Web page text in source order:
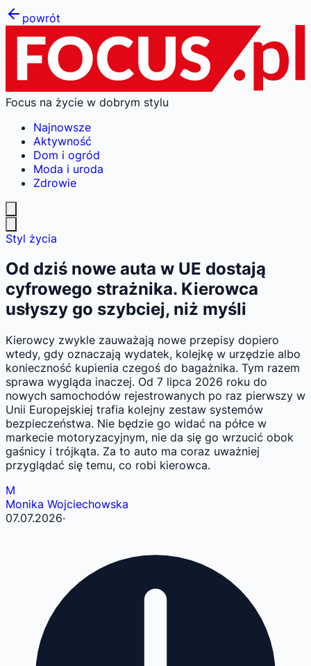
powrót
Focus na życie w dobrym stylu
Najnowsze
Aktywność
Dom i ogród
Moda i uroda
Zdrowie
Styl życia
Od dziś nowe auta w UE dostają
cyfrowego strażnika. Kierowca
usłyszy go szybciej, niż myśli
Kierowcy zwykle zauważają nowe przepisy dopiero
wtedy, gdy oznaczają wydatek, kolejkę w urzędzie albo
konieczność kupienia czegoś do bagażnika. Tym razem
sprawa wygląda inaczej. Od 7 lipca 2026 roku do
nowych samochodów rejestrowanych po raz pierwszy w
Unii Europejskiej trafia kolejny zestaw systemów
bezpieczeństwa. Nie będzie go widać na półce w
markecie motoryzacyjnym, nie da się go wrzucić obok
gaśnicy i trójkąta. Za to auto ma coraz uważniej
przyglądać się temu, co robi kierowca.
M
Monika Wojciechowska
07.07.2026·